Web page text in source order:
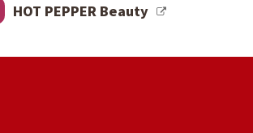
HOT PEPPER Beauty